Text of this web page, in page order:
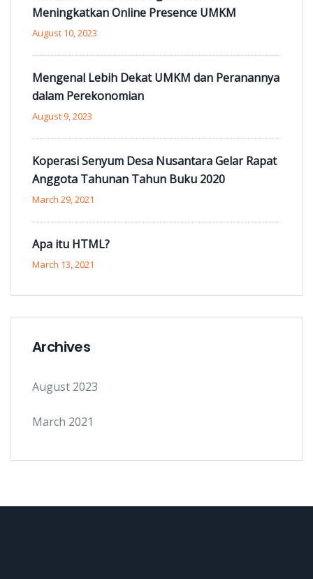
Meningkatkan Online Presence UMKM
August 10, 2023
Mengenal Lebih Dekat UMKM dan Peranannya
dalam Perekonomian
August 9, 2023
Koperasi Senyum Desa Nusantara Gelar Rapat
Anggota Tahunan Tahun Buku 2020
March 29, 2021
Apa itu HTML?
March 13, 2021
Archives
August 2023
March 2021